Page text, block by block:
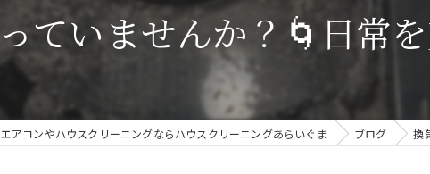
ていませんか？🌀日常
エアコンやハウスクリーニングならハウスクリーニングあらいぐま ブログ 換